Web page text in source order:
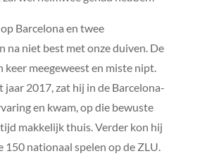
Barcelona en twee
na niet best met onze duiven. De
keer meegeweest en miste nipt.
jaar 2017, zat hij in de Barcelona-
en kwam, op die bewuste
makkelijk thuis. Verder kon hij
150 nationaal spelen op de ZLU.